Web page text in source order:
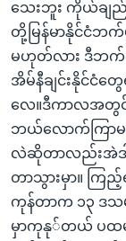
သေးဘူး ကိုယ်ချည်း
တို့မြန်မာနိုင်ငံဘ
မဟုတ်လား ဒီဘက်
အိမ်နီချင်းနိုင်ငံတွ
လေ။ဒီကာလအတွင်
ဘယ်လောက်ကြာ
လဲဆိုတာလည်းအဲဒါ
တာသွားမှာ။ က
ကုန်တာက ၁၃ ဒ
မှာကုနု်တယ် ပထမ